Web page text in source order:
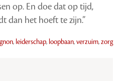
op. En doe dat op tijd,
dan het hoeft te zijn.”
, leiderschap, loopbaan,verzuim,zorg